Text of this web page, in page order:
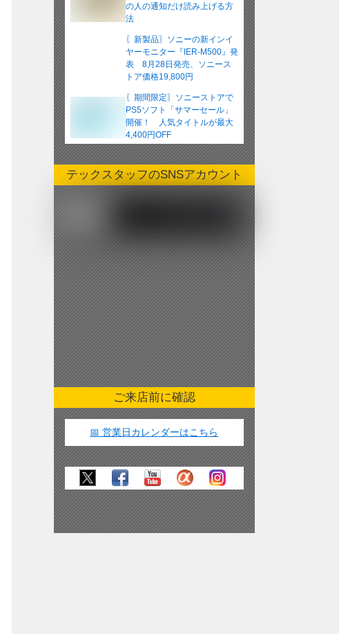
の人の通知だけ読み上げる方
法
〖新製品〗ソニーの新インイ
ヤーモニター『IER-M500』発
表 8月28日発売、ソニース
トア価格19,800円
〖期間限定〗ソニーストアで
PS5ソフト「サマーセール」
開催！ 人気タイトルが最大
4,400円OFF
テックスタッフのSNSアカウント
ご来店前に確認
📅 営業日カレンダーはこちら